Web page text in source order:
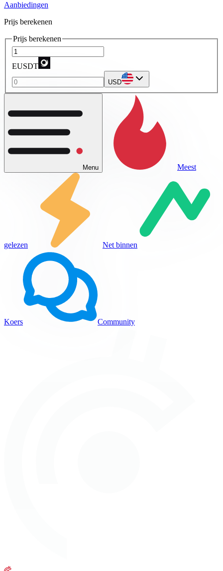
Aanbiedingen
Prijs berekenen
Prijs berekenen
EUSDT
USD
Menu Meest
gelezen Net binnen
Koers Community